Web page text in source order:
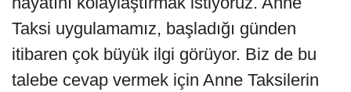
Taksi uygulamamız, başladığı günden
itibaren çok büyük ilgi görüyor. Biz de bu
talebe cevap vermek için Anne Taksilerin